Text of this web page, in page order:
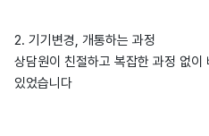
2. 기기변경, 개통하는 과정
상담원이 친절하고 복잡한 과정 없이
있었습니다